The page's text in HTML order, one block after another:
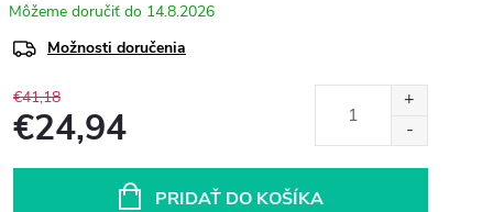
14.8.2026
Možnosti doručenia
€41,18
€24,94
PRIDAŤ DO KOŠÍKA